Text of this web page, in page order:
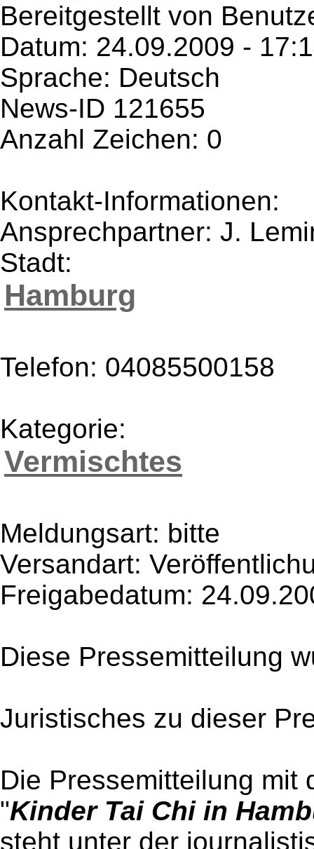
Bereitgestellt von
Datum: 24.09.2009 -
Sprache: Deutsch
News-ID 121655
Anzahl Zeichen: 0
Kontakt-Informationen:
Ansprechpartner: J.
Stadt:
Hamburg
Telefon: 04085500158
Kategorie:
Vermischtes
Meldungsart: bitte
Versandart:
Freigabedatum:
Diese Pressemitteilung
Juristisches zu dieser
Die Pressemitteilung mit
"Kinder Tai Chi in
steht unter der